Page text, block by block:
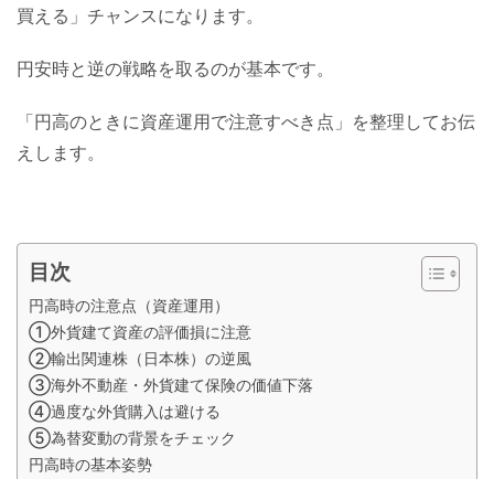
買える」チャンスになります。
円安時と逆の戦略を取るのが基本です。
「円高のときに資産運用で注意すべき点」を整理してお伝
えします。
目次
円高時の注意点（資産運用）
①外貨建て資産の評価損に注意
②輸出関連株（日本株）の逆風
③海外不動産・外貨建て保険の価値下落
④過度な外貨購入は避ける
⑤為替変動の背景をチェック
円高時の基本姿勢